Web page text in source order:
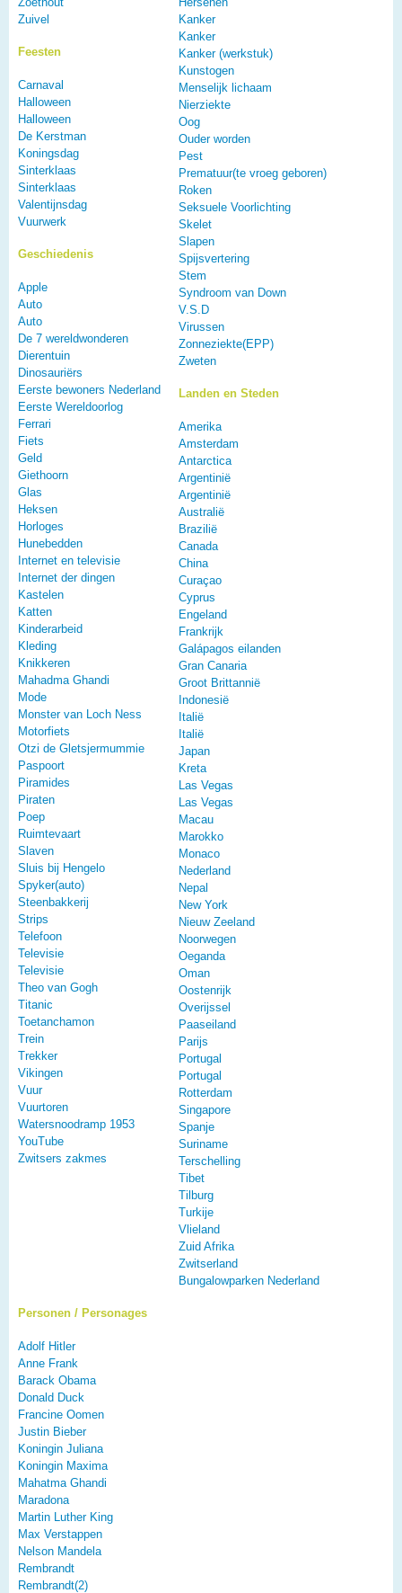
Zuivel
Feesten
Carnaval
Halloween
Halloween
De Kerstman
Koningsdag
Sinterklaas
Sinterklaas
Valentijnsdag
Vuurwerk
Geschiedenis
Apple
Auto
Auto
De 7 wereldwonderen
Dierentuin
Dinosauriërs
Eerste bewoners Nederland
Eerste Wereldoorlog
Ferrari
Fiets
Geld
Giethoorn
Glas
Heksen
Horloges
Hunebedden
Internet en televisie
Internet der dingen
Kastelen
Katten
Kinderarbeid
Kleding
Knikkeren
Mahadma Ghandi
Mode
Monster van Loch Ness
Motorfiets
Otzi de Gletsjermummie
Paspoort
Piramides
Piraten
Poep
Ruimtevaart
Slaven
Sluis bij Hengelo
Spyker(auto)
Steenbakkerij
Strips
Telefoon
Televisie
Televisie
Theo van Gogh
Titanic
Toetanchamon
Trein
Trekker
Vikingen
Vuur
Vuurtoren
Watersnoodramp 1953
YouTube
Zwitsers zakmes
Kanker
Kanker
Kanker (werkstuk)
Kunstogen
Menselijk lichaam
Nierziekte
Oog
Ouder worden
Pest
Prematuur(te vroeg geboren)
Roken
Seksuele Voorlichting
Skelet
Slapen
Spijsvertering
Stem
Syndroom van Down
V.S.D
Virussen
Zonneziekte(EPP)
Zweten
Landen en Steden
Amerika
Amsterdam
Antarctica
Argentinië
Argentinië
Australië
Brazilië
Canada
China
Curaçao
Cyprus
Engeland
Frankrijk
Galápagos eilanden
Gran Canaria
Groot Brittannië
Indonesië
Italië
Italië
Japan
Kreta
Las Vegas
Las Vegas
Macau
Marokko
Monaco
Nederland
Nepal
New York
Nieuw Zeeland
Noorwegen
Oeganda
Oman
Oostenrijk
Overijssel
Paaseiland
Parijs
Portugal
Portugal
Rotterdam
Singapore
Spanje
Suriname
Terschelling
Tibet
Tilburg
Turkije
Vlieland
Zuid Afrika
Zwitserland
Bungalowparken Nederland
Personen / Personages
Adolf Hitler
Anne Frank
Barack Obama
Donald Duck
Francine Oomen
Justin Bieber
Koningin Juliana
Koningin Maxima
Mahatma Ghandi
Maradona
Martin Luther King
Max Verstappen
Nelson Mandela
Rembrandt
Rembrandt(2)